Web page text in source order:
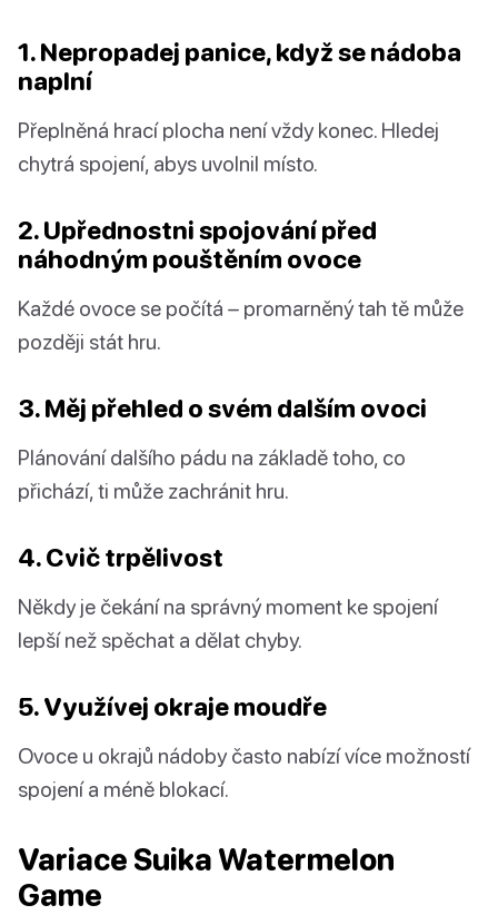
1. Nepropadej panice, když se nádoba
naplní
Přeplněná hrací plocha není vždy konec. Hledej
chytrá spojení, abys uvolnil místo.
2. Upřednostni spojování před
náhodným pouštěním ovoce
Každé ovoce se počítá – promarněný tah tě může
později stát hru.
3. Měj přehled o svém dalším ovoci
Plánování dalšího pádu na základě toho, co
přichází, ti může zachránit hru.
4. Cvič trpělivost
Někdy je čekání na správný moment ke spojení
lepší než spěchat a dělat chyby.
5. Využívej okraje moudře
Ovoce u okrajů nádoby často nabízí více možností
spojení a méně blokací.
Variace Suika Watermelon
Game